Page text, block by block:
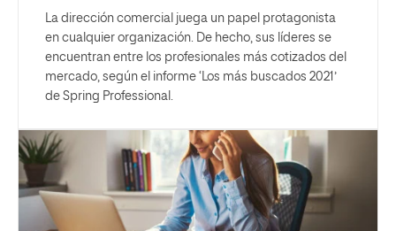
La dirección comercial juega un papel protagonista
en cualquier organización. De hecho, sus líderes se
encuentran entre los profesionales más cotizados del
mercado, según el informe ‘Los más buscados 2021’
de Spring Professional.